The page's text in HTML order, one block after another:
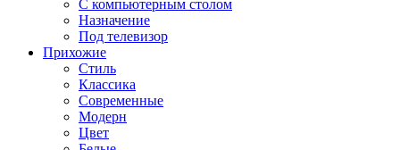
С компьютерным столом
Назначение
Под телевизор
Прихожие
Стиль
Классика
Современные
Модерн
Цвет